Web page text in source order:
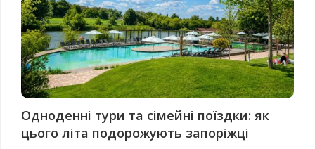
Одноденні тури та сімейні поїздки: як
цього літа подорожують запоріжці